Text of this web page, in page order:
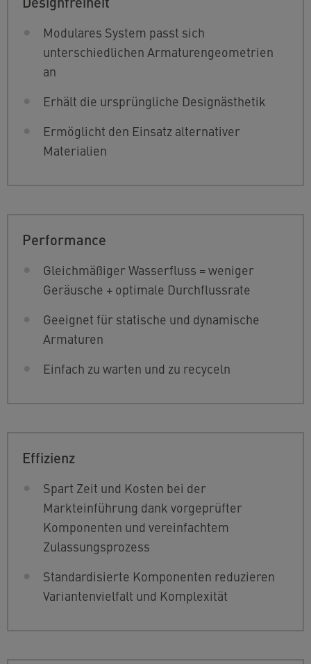
Modulares System passt sich
unterschiedlichen Armaturengeometrien
an
Erhält die ursprüngliche Designästhetik
Ermöglicht den Einsatz alternativer
Materialien
Performance
Gleichmäßiger Wasserfluss = weniger
Geräusche + optimale Durchflussrate
Geeignet für statische und dynamische
Armaturen
Einfach zu warten und zu recyceln
Effizienz
Spart Zeit und Kosten bei der
Markteinführung dank vorgeprüfter
Komponenten und vereinfachtem
Zulassungsprozess
Standardisierte Komponenten reduzieren
Variantenvielfalt und Komplexität